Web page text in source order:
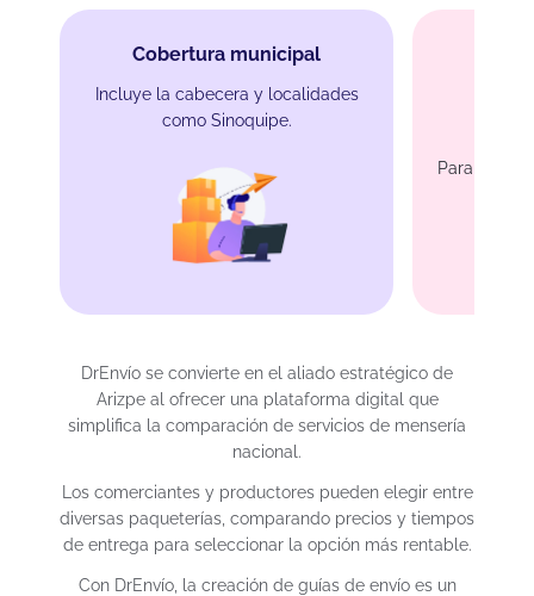
Cobertura municipal
Incluye la cabecera y localidades
como Sinoquipe.
Para
DrEnvío se convierte en el aliado estratégico de
Arizpe al ofrecer una plataforma digital que
simplifica la comparación de servicios de mensería
nacional.
Los comerciantes y productores pueden elegir entre
diversas paqueterías, comparando precios y tiempos
de entrega para seleccionar la opción más rentable.
Con DrEnvío, la creación de guías de envío es un